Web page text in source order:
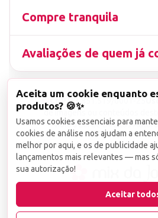
Compre tranquila
Avaliações de quem já
▤ CNPJ13.851.519/0001-25
de imagens ou conteúdos
viola a Lei de Direitos
Infrações serão denunciadas
Aceita um cookie enquanto
produtos? 🍪✨
Usamos cookies essenciais para
cookies de análise nos ajudam a
melhor por aqui, e os de publicidade
lançamentos mais relevantes — mas
sua autorização!
Aceitar